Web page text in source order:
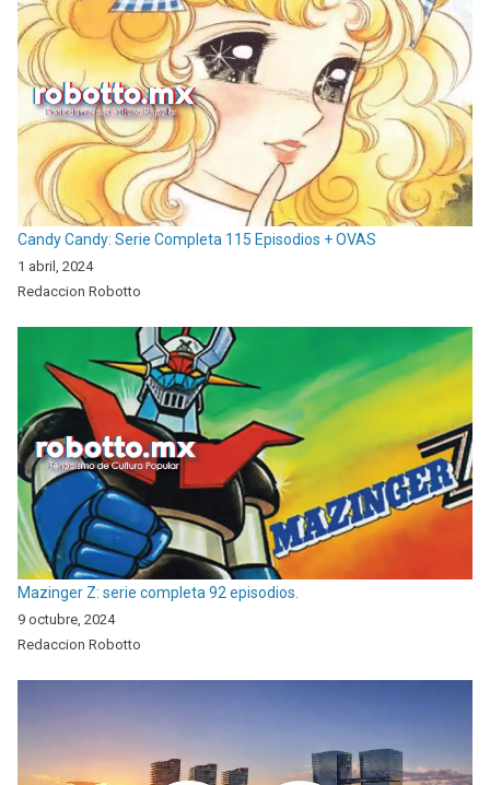
Candy Candy: Serie Completa 115 Episodios + OVAS
1 abril, 2024
Redaccion Robotto
Mazinger Z: serie completa 92 episodios.
9 octubre, 2024
Redaccion Robotto